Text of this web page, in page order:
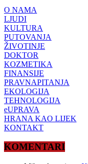
O NAMA
LJUDI
KULTURA
PUTOVANJA
ŽIVOTINJE
DOKTOR
KOZMETIKA
FINANSIJE
PRAVNAPITANJA
EKOLOGIJA
TEHNOLOGIJA
eUPRAVA
HRANA KAO LIJEK
KONTAKT
KOMENTARI